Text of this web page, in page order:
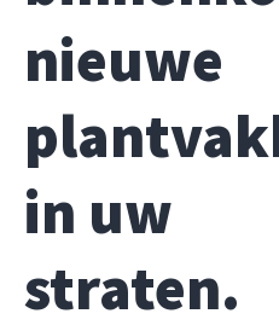
nieuwe
in uw
straten.